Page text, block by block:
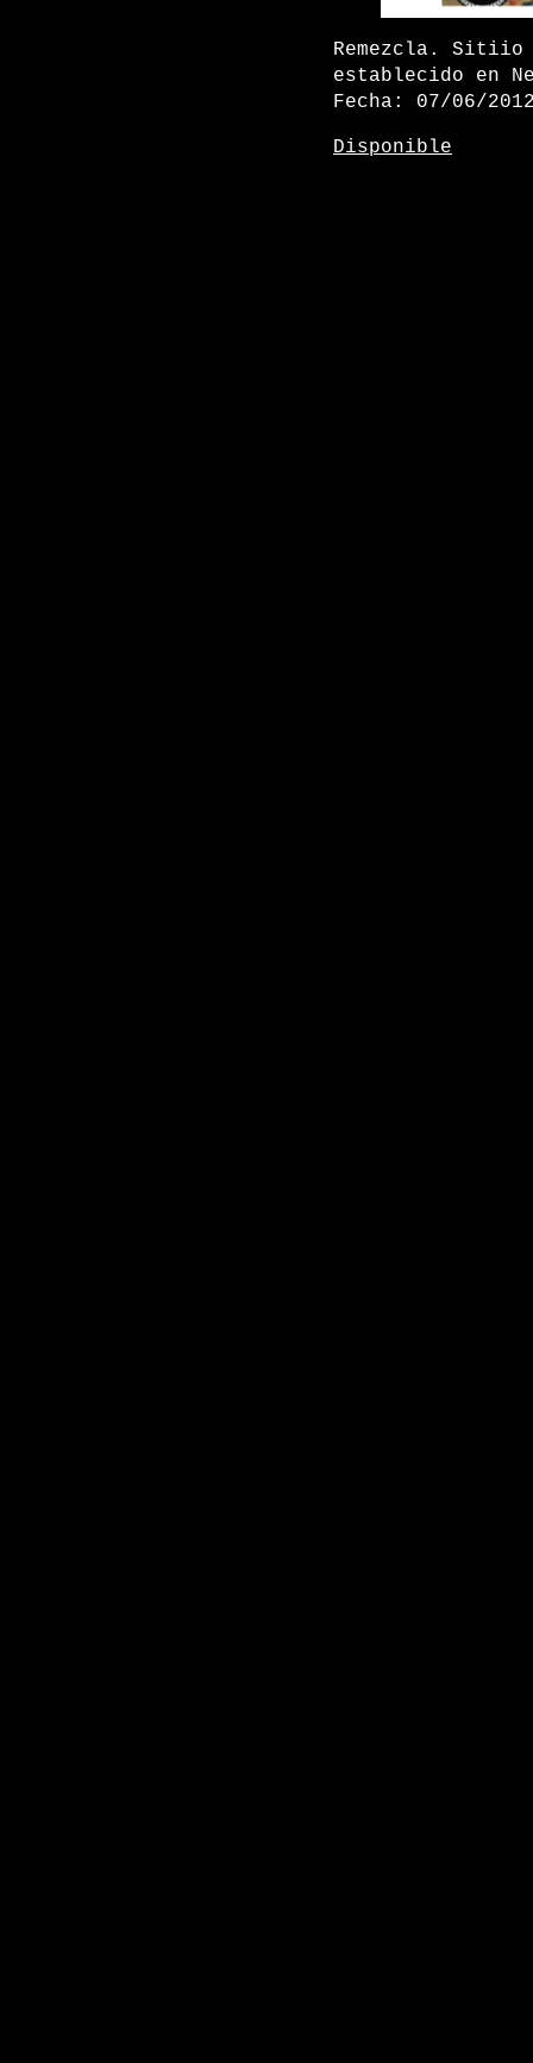
Remezcla. Sitiio
establecido en
Fecha: 07/06/
Disponible